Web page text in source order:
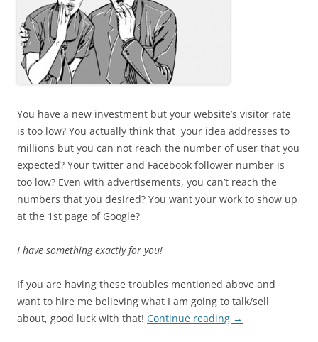
You have a new investment but your website’s visitor rate
is too low? You actually think that your idea addresses to
millions but you can not reach the number of user that you
expected? Your twitter and Facebook follower number is
too low? Even with advertisements, you can’t reach the
numbers that you desired? You want your work to show up
at the 1st page of Google?
I have something exactly for you!
If you are having these troubles mentioned above and
want to hire me believing what I am going to talk/sell
about, good luck with that! Continue reading →